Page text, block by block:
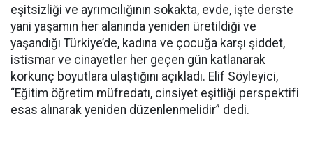
eşitsizliği ve ayrımcılığının sokakta, evde, işte derste
yani yaşamın her alanında yeniden üretildiği ve
yaşandığı Türkiye’de, kadına ve çocuğa karşı şiddet,
istismar ve cinayetler her geçen gün katlanarak
korkunç boyutlara ulaştığını açıkladı. Elif Söyleyici,
“Eğitim öğretim müfredatı, cinsiyet eşitliği perspektifi
esas alınarak yeniden düzenlenmelidir” dedi.